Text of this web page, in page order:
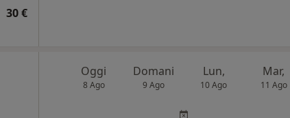
30 €
Oggi
8 Ago
Domani
9 Ago
Lun,
10 Ago
Mar,
11 Ago